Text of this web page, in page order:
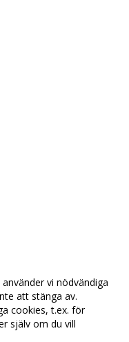
vi nödvändiga
att stänga av.
cookies, t.ex. för
själv om du vill